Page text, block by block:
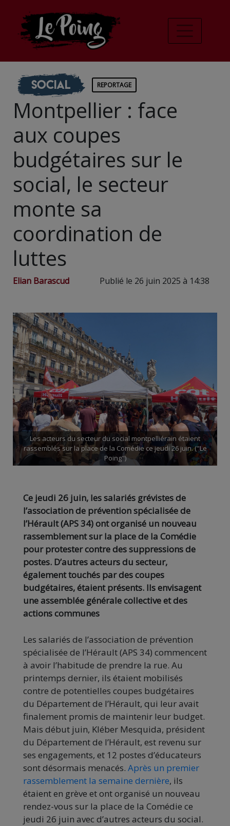
Social REPORTAGE
Montpellier : face
aux coupes
budgétaires sur le
social, le secteur
monte sa
coordination de
luttes
Elian Barascud Publié le 26 juin 2025 à 14:38
Les acteurs du secteur du social montpelliérain étaient
rassemblés sur la place de la Comédie ce jeudi 26 juin. ("Le
Poing")
Ce jeudi 26 juin, les salariés grévistes de
l’association de prévention spécialisée de
l’Hérault (APS 34) ont organisé un nouveau
rassemblement sur la place de la Comédie
pour protester contre des suppressions de
postes. D’autres acteurs du secteur,
également touchés par des coupes
budgétaires, étaient présents. Ils envisagent
une assemblée générale collective et des
actions communes
Les salariés de l’association de prévention
spécialisée de l’Hérault (APS 34) commencent
à avoir l’habitude de prendre la rue. Au
printemps dernier, ils étaient mobilisés
contre de potentielles coupes budgétaires
du Département de l’Hérault, qui leur avait
finalement promis de maintenir leur budget.
Mais début juin, Kléber Mesquida, président
du Département de l’Hérault, est revenu sur
ses engagements, et 12 postes d’éducateurs
sont désormais menacés. Après un premier
rassemblement la semaine dernière, ils
étaient en grève et ont organisé un nouveau
rendez-vous sur la place de la Comédie ce
jeudi 26 juin avec d’autres acteurs du social.